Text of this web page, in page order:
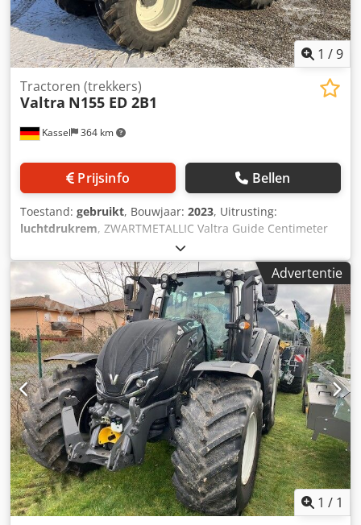
1 /9
Kassel 364 km
Tractoren (trekkers)
Valtra N155 ED 2B1
Prijsinfo Bellen
Toestand: gebruikt, Bouwjaar: 2023, Uitrusting:
luchtdrukrem, ZWARTMETALLIC Valtra Guide Centimeter
NTRIP (NovAtel) Contourassistent / Dedpfx Afst Eckyerekr
Advertentie
1 / 1